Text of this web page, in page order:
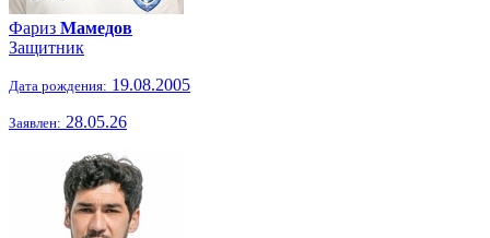
Фариз Мамедов
Защитник
Дата рождения: 19.08.2005
Заявлен: 28.05.26